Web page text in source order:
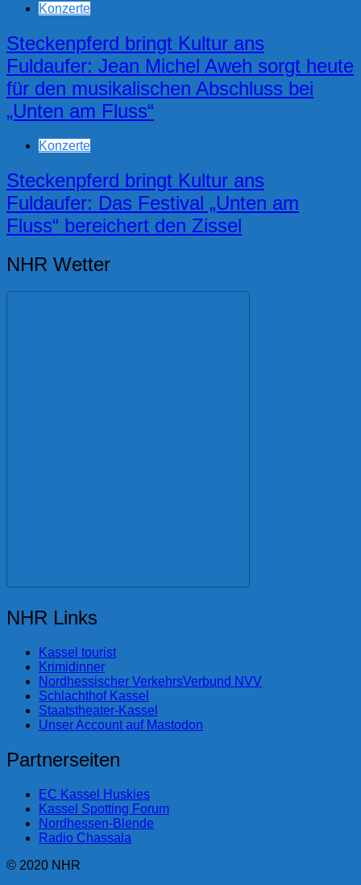
Konzerte
Steckenpferd bringt Kultur ans
Fuldaufer: Jean Michel Aweh sorgt heute
für den musikalischen Abschluss bei
„Unten am Fluss“
Konzerte
Steckenpferd bringt Kultur ans
Fuldaufer: Das Festival „Unten am
Fluss“ bereichert den Zissel
NHR Wetter
NHR Links
Kassel tourist
Krimidinner
Nordhessischer VerkehrsVerbund NVV
Schlachthof Kassel
Staatstheater-Kassel
Unser Account auf Mastodon
Partnerseiten
EC Kassel Huskies
Kassel Spotting Forum
Nordhessen-Blende
Radio Chassala
© 2020 NHR